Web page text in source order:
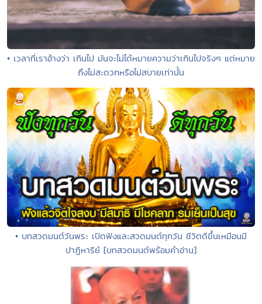
• เวลาที่เราอ้างว่า เกินไป มันจะไม่ได้หมายความว่าเกินไปจริงๆ แต่หมาย
ถึงไม่สะดวกหรือไม่สบายเท่านั้น
• บทสวดมนต์วันพระ เปิดฟังและสวดมนต์ทุกวัน ชีวิตดีขึ้นเหมือนมี
ปาฏิหาริย์ [บทสวดมนต์พร้อมคำอ่าน]